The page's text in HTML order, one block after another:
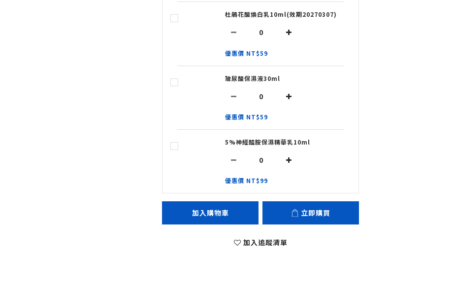
杜鵑花酸煥白乳10ml(效期20270307)
優惠價 NT$59
玻尿酸保濕液30ml
優惠價 NT$59
5%神經醯胺保濕精華乳10ml
優惠價 NT$99
加入購物車 立即購買
加入追蹤清單